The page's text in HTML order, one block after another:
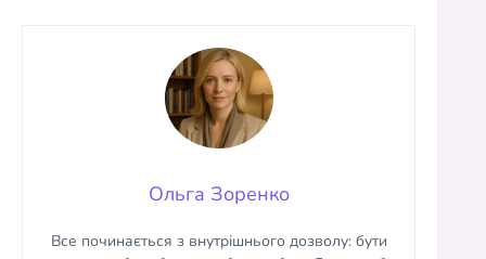
Ольга Зоренко
Все починається з внутрішнього дозволу: бути